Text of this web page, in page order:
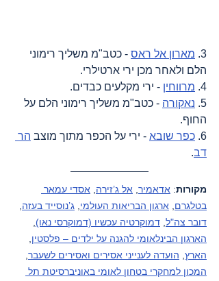
3. מארון אל ראס - כטב"מ משליך רימוני
הלם ולאחר מכן ירי ארטילרי.
4. מרווחין - ירי מקלעים כבדים.
5. נאקורה - כטב"מ משליך רימוני הלם על
החוף.
6. כפר שובא - ירי על הכפר מתוך מוצב הר
דב.
מקורות: אדאמיר אל ג’זירה
אסדי עמאר
בטלגרם
ארגון הבריאות העולמי ג’נוסייד בעזה
דובר צה"ל דמוקרטיה עכשיו (דמוקרסי נאו)
הארגון הבינלאומי להגנה על ילדים – פלסטין
הארץ הועדה לענייני אסירים ואסירים לשעבר
המכון למחקרי בטחון לאומי באוניברסיטת תל